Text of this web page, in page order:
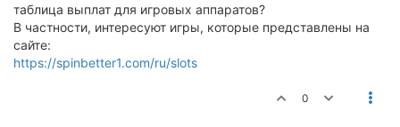
таблица выплат для игровых аппаратов?
В частности, интересуют игры, которые представлены на
сайте:
https://spinbetter1.com/ru/slots
0